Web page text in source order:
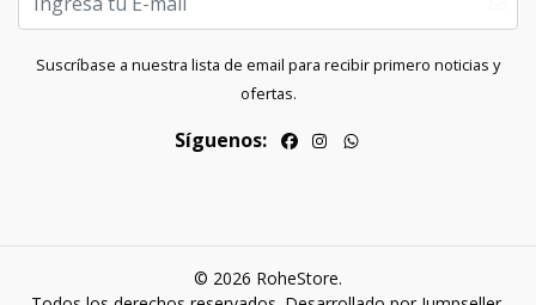
Suscríbase a nuestra lista de email para recibir primero noticias y
ofertas.
Síguenos:
© 2026 RoheStore.